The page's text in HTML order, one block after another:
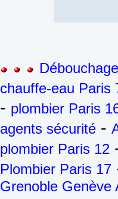
chauffe-eau Paris
- plombier Paris
agents sécurité -
plombier Paris 12
Plombier Paris 17
Grenoble Genève